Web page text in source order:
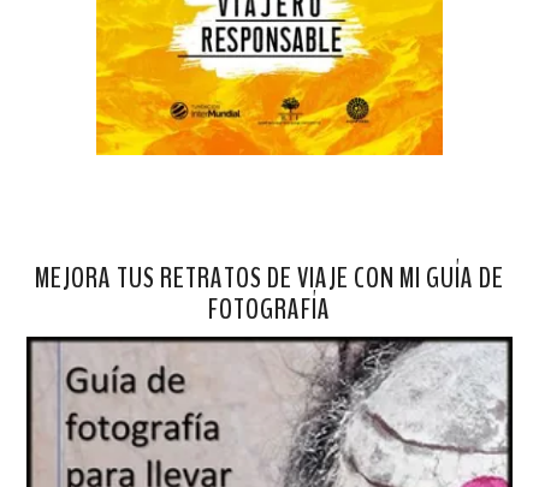
MEJORA TUS RETRATOS DE VIAJE CON MI GUÍA DE
FOTOGRAFÍA